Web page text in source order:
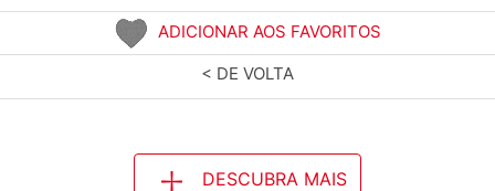
ADICIONAR AOS FAVORITOS
< DE VOLTA
DESCUBRA MAIS